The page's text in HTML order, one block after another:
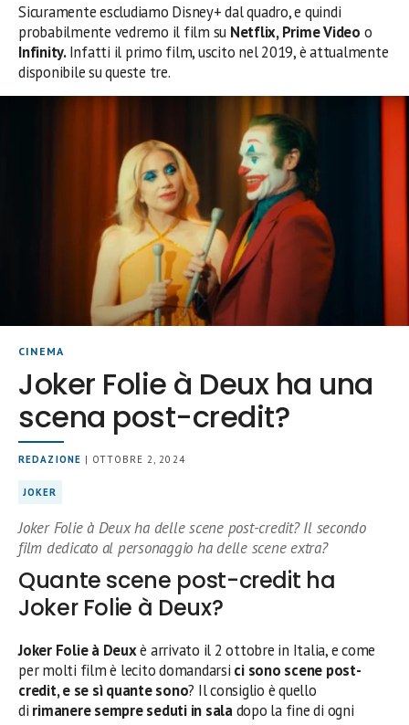
Sicuramente escludiamo Disney+ dal quadro, e quindi
probabilmente vedremo il film su Netflix, Prime Video o
Infinity.Infatti il primo film, uscito nel 2019, è attualmente
disponibile su queste tre.
CINEMA
Joker Folie à Deux ha una
scena post-credit?
REDAZIONE | OTTOBRE 2, 2024
JOKER
Joker Folie à Deux ha delle scene post-credit? Il secondo
film dedicato al personaggio ha delle scene extra?
Quante scene post-credit ha
Joker Folie à Deux?
Joker Folie à Deuxè arrivato il 2 ottobre in Italia, e come
per molti film è lecito domandarsi ci sono scene post-
credit, e se sì quante sono? Il consiglio è quello
di rimanere sempre seduti in saladopo la fine di ogni